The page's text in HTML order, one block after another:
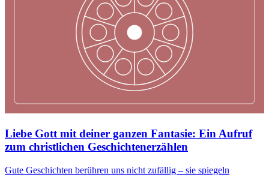
Liebe Gott mit deiner ganzen Fantasie: Ein Aufruf
zum christlichen Geschichtenerzählen
Gute Geschichten berühren uns nicht zufällig – sie spiegeln